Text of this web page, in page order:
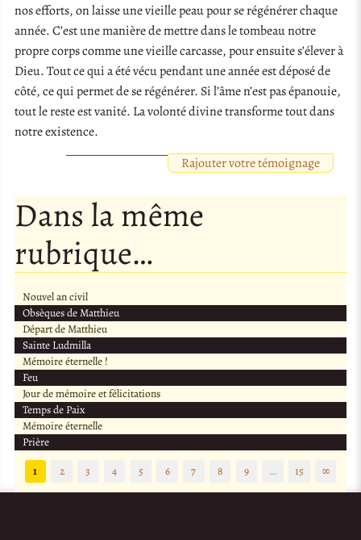
nos efforts, on laisse une vieille peau pour se régénérer chaque
année. C’est une manière de mettre dans le tombeau notre
propre corps comme une vieille carcasse, pour ensuite s’élever à
Dieu. Tout ce qui a été vécu pendant une année est déposé de
côté, ce qui permet de se régénérer. Si l’âme n’est pas épanouie,
tout le reste est vanité. La volonté divine transforme tout dans
notre existence.
Rajouter votre témoignage
Dans la même
rubrique…
Nouvel an civil
Obsèques de Matthieu
Départ de Matthieu
Sainte Ludmilla
Mémoire éternelle !
Feu
Jour de mémoire et félicitations
Temps de Paix
Mémoire éternelle
Prière
1
2 3 4 5 6 7 8 9 … 15 ∞